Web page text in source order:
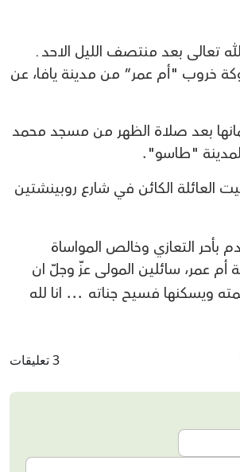
تعالى بعد منتصف الليل الاحد ـ
خروب "أم عمر” من مدينة يافا، عن
بعد صلاة الظهر من مسجد محمد
"طاسو".
العائلة الكائن في شارع روبينشتين
بأحر التعازي وخالص المواساة
أم عمر، سائلين المولى عزّ وجلّ ان
ويسكنها فسيح جناته ... انا لله
3 تعليقات